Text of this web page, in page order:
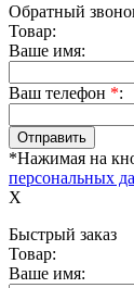
Обратный
Товар:
Ваше имя:
Ваш телефон *:
*Нажимая на
персональных
X
Быстрый заказ
Товар:
Ваше имя: